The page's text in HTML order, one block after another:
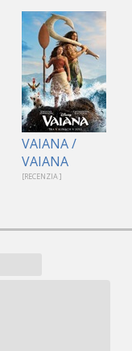
VAIANA /
VAIANA
[RECENZIA ]